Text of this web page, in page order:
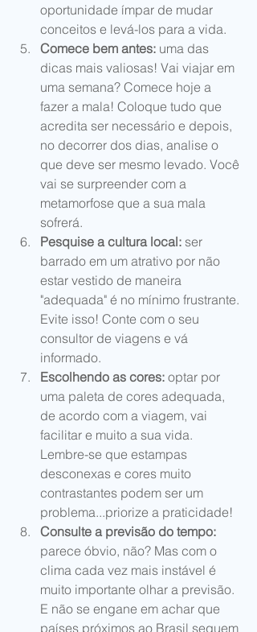
oportunidade ímpar de mudar
conceitos e levá-los para a vida.
Comece bem antes: uma das
dicas mais valiosas! Vai viajar em
uma semana? Comece hoje a
fazer a mala! Coloque tudo que
acredita ser necessário e depois,
no decorrer dos dias, analise o
que deve ser mesmo levado. Você
vai se surpreender com a
metamorfose que a sua mala
sofrerá.
Pesquise a cultura local: ser
barrado em um atrativo por não
estar vestido de maneira
"adequada" é no mínimo frustrante.
Evite isso! Conte com o seu
consultor de viagens e vá
informado.
Escolhendo as cores: optar por
uma paleta de cores adequada,
de acordo com a viagem, vai
facilitar e muito a sua vida.
Lembre-se que estampas
desconexas e cores muito
contrastantes podem ser um
problema...priorize a praticidade!
Consulte a previsão do tempo:
parece óbvio, não? Mas com o
clima cada vez mais instável é
muito importante olhar a previsão.
E não se engane em achar que
países próximos ao Brasil seguem